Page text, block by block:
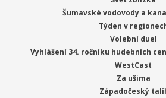
Šumavské vodovody a
Týden v
Volební duel
Vyhlášení 34. ročníku hudebních
WestCast
Za ušima
Západočeský